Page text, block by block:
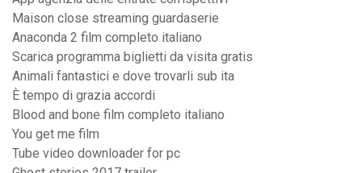
Maison close streaming guardaserie
Anaconda 2 film completo italiano
Scarica programma biglietti da visita gratis
Animali fantastici e dove trovarli sub ita
È tempo di grazia accordi
Blood and bone film completo italiano
You get me film
Tube video downloader for pc